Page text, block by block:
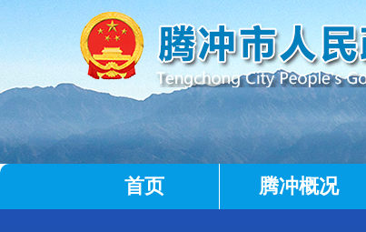
首页 腾冲概况